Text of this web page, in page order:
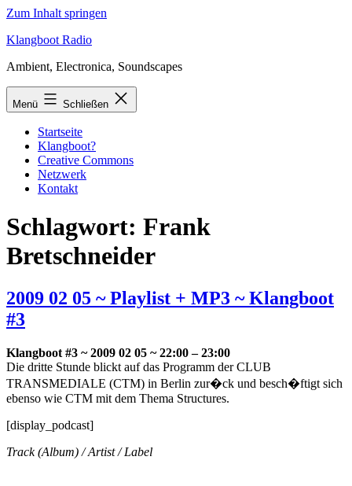
Zum Inhalt springen
Klangboot Radio
Ambient, Electronica, Soundscapes
Menü Schließen
Startseite
Klangboot?
Creative Commons
Netzwerk
Kontakt
Schlagwort: Frank
Bretschneider
2009 02 05 ~ Playlist + MP3 ~ Klangboot
#3
Klangboot #3 ~ 2009 02 05 ~ 22:00 – 23:00
Die dritte Stunde blickt auf das Programm der CLUB
TRANSMEDIALE (CTM) in Berlin zur�ck und besch�ftigt sich
ebenso wie CTM mit dem Thema Structures.
[display_podcast]
Track (Album) / Artist / Label